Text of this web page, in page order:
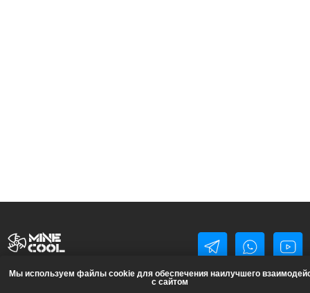
Блог
О нас
Мы используем файлы cookie для обеспечения наилучшего
с сайтом